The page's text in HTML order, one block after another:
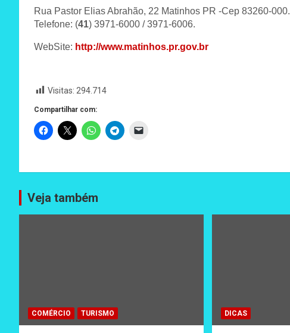
Rua Pastor Elias Abrahão, 22 Matinhos PR -Cep 83260-000.
Telefone: (41) 3971-6000 / 3971-6006.
WebSite: http://www.matinhos.pr.gov.br
Visitas: 294.714
Compartilhar com:
Veja também
COMÉRCIO TURISMO DICAS